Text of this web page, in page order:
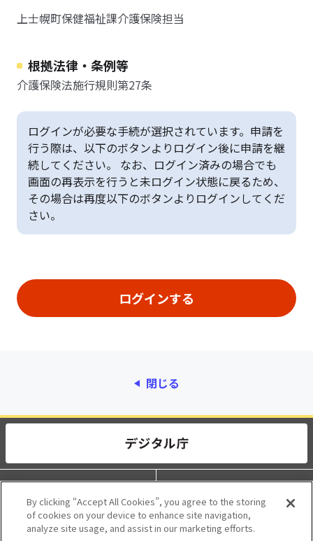
上士幌町保健福祉課介護保険担当
根拠法律・条例等
介護保険法施行規則第27条
ログインが必要な手続が選択されています。申請を
行う際は、以下のボタンよりログイン後に申請を継
続してください。 なお、ログイン済みの場合でも
画面の再表示を行うと未ログイン状態に戻るため、
その場合は再度以下のボタンよりログインしてくだ
さい。
閉じる
動作環境 個人情報保護
利用規約 アクセシビリティ
By clicking “Accept All Cookies”, you agree to the storing
of cookies on your device to enhance site navigation,
analyze site usage, and assist in our marketing efforts.